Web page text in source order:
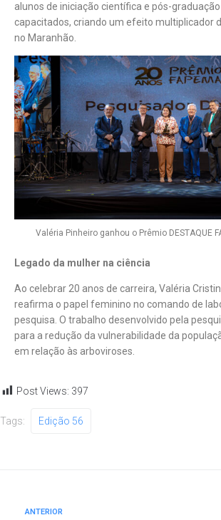
alunos de iniciação científica e pós-
capacitados, criando um efeito multiplicador
no Maranhão.
Valéria Pinheiro ganhou o Prêmio DESTAQUE
Legado da mulher na ciência
Ao celebrar 20 anos de carreira, Valéria
reafirma o papel feminino no comando de
pesquisa. O trabalho desenvolvido pela
para a redução da vulnerabilidade da
em relação às arboviroses.
Post Views: 397
Tags: Edição 56
ANTERIOR